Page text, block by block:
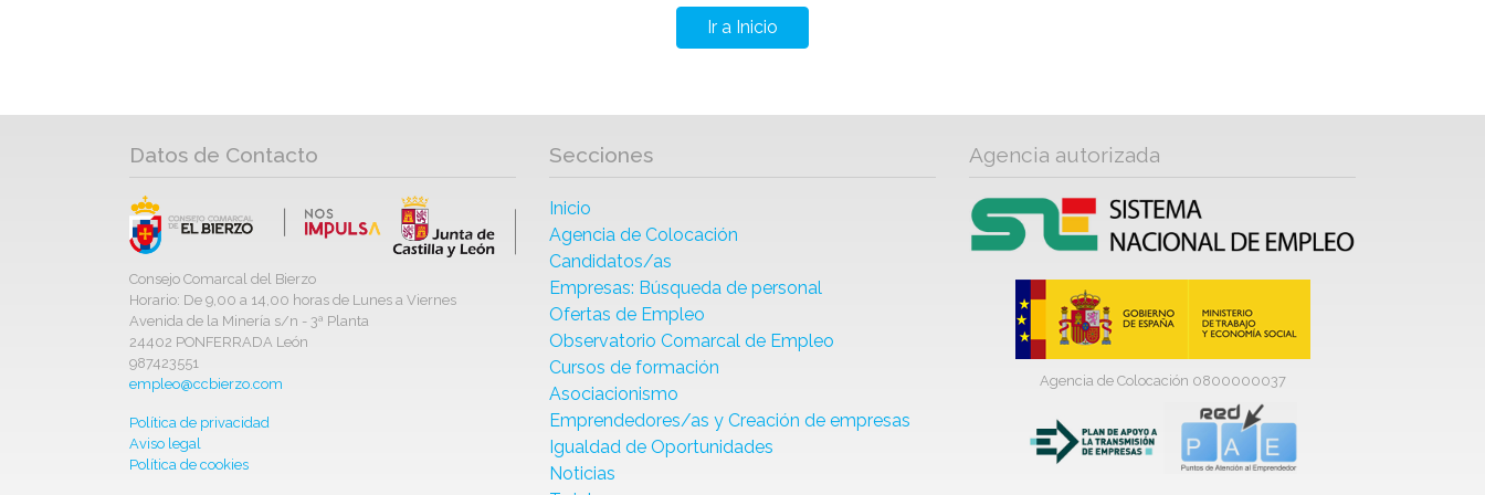
Ir a Inicio
Datos de Contacto
Consejo Comarcal del Bierzo
Horario: De 9,00 a 14,00 horas de Lunes a Viernes
Avenida de la Minería s/n - 3ª Planta
24402 PONFERRADA León
987423551
empleo@ccbierzo.com
Política de privacidad
Aviso legal
Política de cookies
Secciones
Inicio
Agencia de Colocación
Candidatos/as
Empresas: Búsqueda de personal
Ofertas de Empleo
Observatorio Comarcal de Empleo
Cursos de formación
Asociacionismo
Emprendedores/as y Creación de empresas
Igualdad de Oportunidades
Noticias
Agencia autorizada
Agencia de Colocación 0800000037